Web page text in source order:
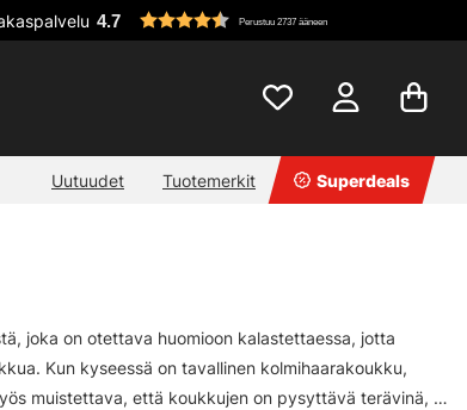
4.7 Perustuu 2737 ääneen
Uutuudet Tuotemerkit Superdeals
joka on otettava huomioon kalastettaessa, jotta
Kun kyseessä on tavallinen kolmihaarakoukku,
muistettava, että koukkujen on pysyttävä terävinä, ja